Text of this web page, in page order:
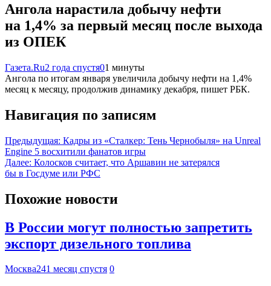
Ангола нарастила добычу нефти
на 1,4% за первый месяц после выхода
из ОПЕК
Газета.Ru2 года спустя01 минуты
Ангола по итогам января увеличила добычу нефти на 1,4%
месяц к месяцу, продолжив динамику декабря, пишет РБК.
Навигация по записям
Предыдущая: Кадры из «Сталкер: Тень Чернобыля» на Unreal
Engine 5 восхитили фанатов игры
Далее: Колосков считает, что Аршавин не затерялся
бы в Госдуме или РФС
Похожие новости
В России могут полностью запретить
экспорт дизельного топлива
Москва241 месяц спустя 0